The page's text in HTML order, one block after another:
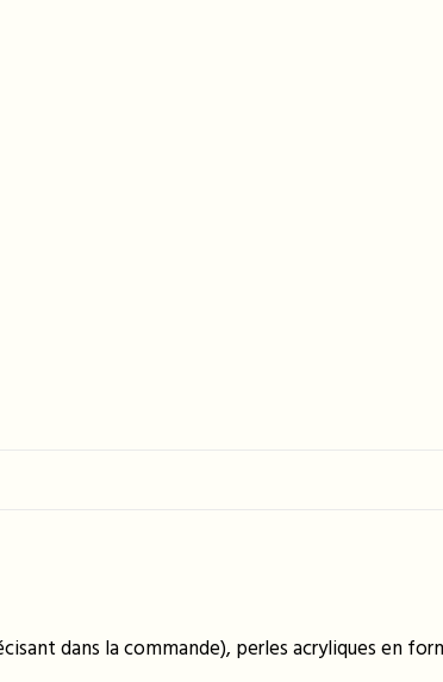
dans la commande), perles acryliques en